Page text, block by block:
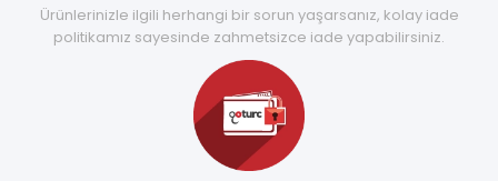
Ürünlerinizle ilgili herhangi bir sorun yaşarsanız, kolay iade
politikamız sayesinde zahmetsizce iade yapabilirsiniz.